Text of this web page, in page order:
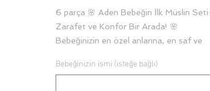
6 parça 🌸 Aden Bebeğin İlk Müslin Seti:
Zarafet ve Konfor Bir Arada! 🌸
Bebeğinizin en özel anlarına, en saf ve
Karşınızda, minik prensesiniz Aden için
Bebeğinizin ismi (isteğe bağlı)